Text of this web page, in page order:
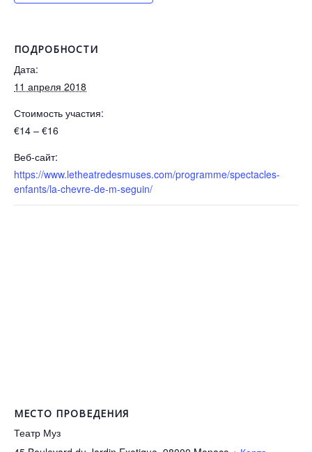
ПОДРОБНОСТИ
Дата:
11 апреля 2018
Стоимость участия:
€14 – €16
Веб-сайт:
https://www.letheatredesmuses.com/programme/spectacles-
enfants/la-chevre-de-m-seguin/
МЕСТО ПРОВЕДЕНИЯ
Театр Муз